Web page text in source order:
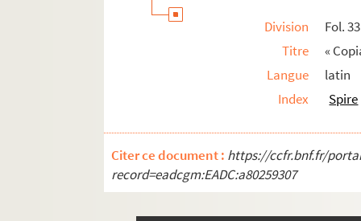
Ms 1648. Conférences et études diverses
Ms 1649. Besançon au milieu du XIX
siècle.
Ms 1650. Souvenirs bisontins, par Ch.
Ms 1651. Documents concernant les
Ms 1676 à 1719. Histoire de la noblesse,
Ms 1720 à 1752. Histoire du livre,
Ms 1753 à 1780. Collection Charles Weiss
Ms 1781 à 1790. Collection d'Auxiron
Division
Fol.
Titre
«
Langue
latin
Index
Spire
Citer ce document : https://ccfr.bnf.fr/
record=eadcgm:EADC:a80259307